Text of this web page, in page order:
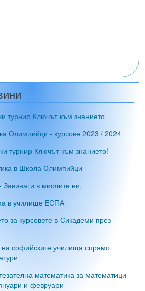
турнир Ключът към знанието
Олимпийци - курсове 2023 / 2024
турнир Ключът към знанието!
в Школа Олимпийци
в мислите ни.
в училище ЕСПА
за курсовете в Сикадеми през
софийските училища спрямо
математика за математици
и февруари